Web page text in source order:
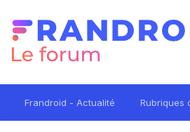
Frandroid - Actualité Rubriques